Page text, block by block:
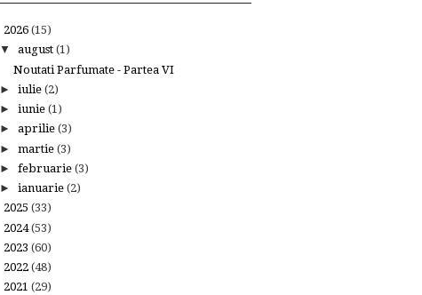
2026 (15)
▼ august (1)
Noutati Parfumate - Partea VI
► iulie (2)
► iunie (1)
► aprilie (3)
► martie (3)
► februarie (3)
► ianuarie (2)
2025 (33)
2024(53)
2023 (60)
2022 (48)
2021 (29)